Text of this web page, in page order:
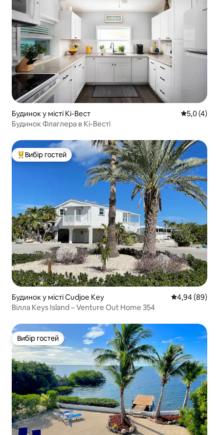
Будинок у місті Кі-Вест Середня
5,0 (4)
Будинок Флаглера в Кі-Весті
Топ вибір гостей
Вибір гостей
Будинок у місті Cudjoe Key Середня
4,94 (89)
Вілла Keys Island – Venture Out Home 354
Вибір гостей
Вибір гостей